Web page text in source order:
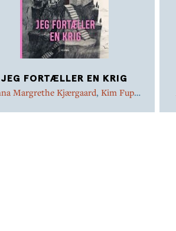
JEG FORTÆLLER EN KRIG
Margrethe Kjærgaard, Kim Fupz